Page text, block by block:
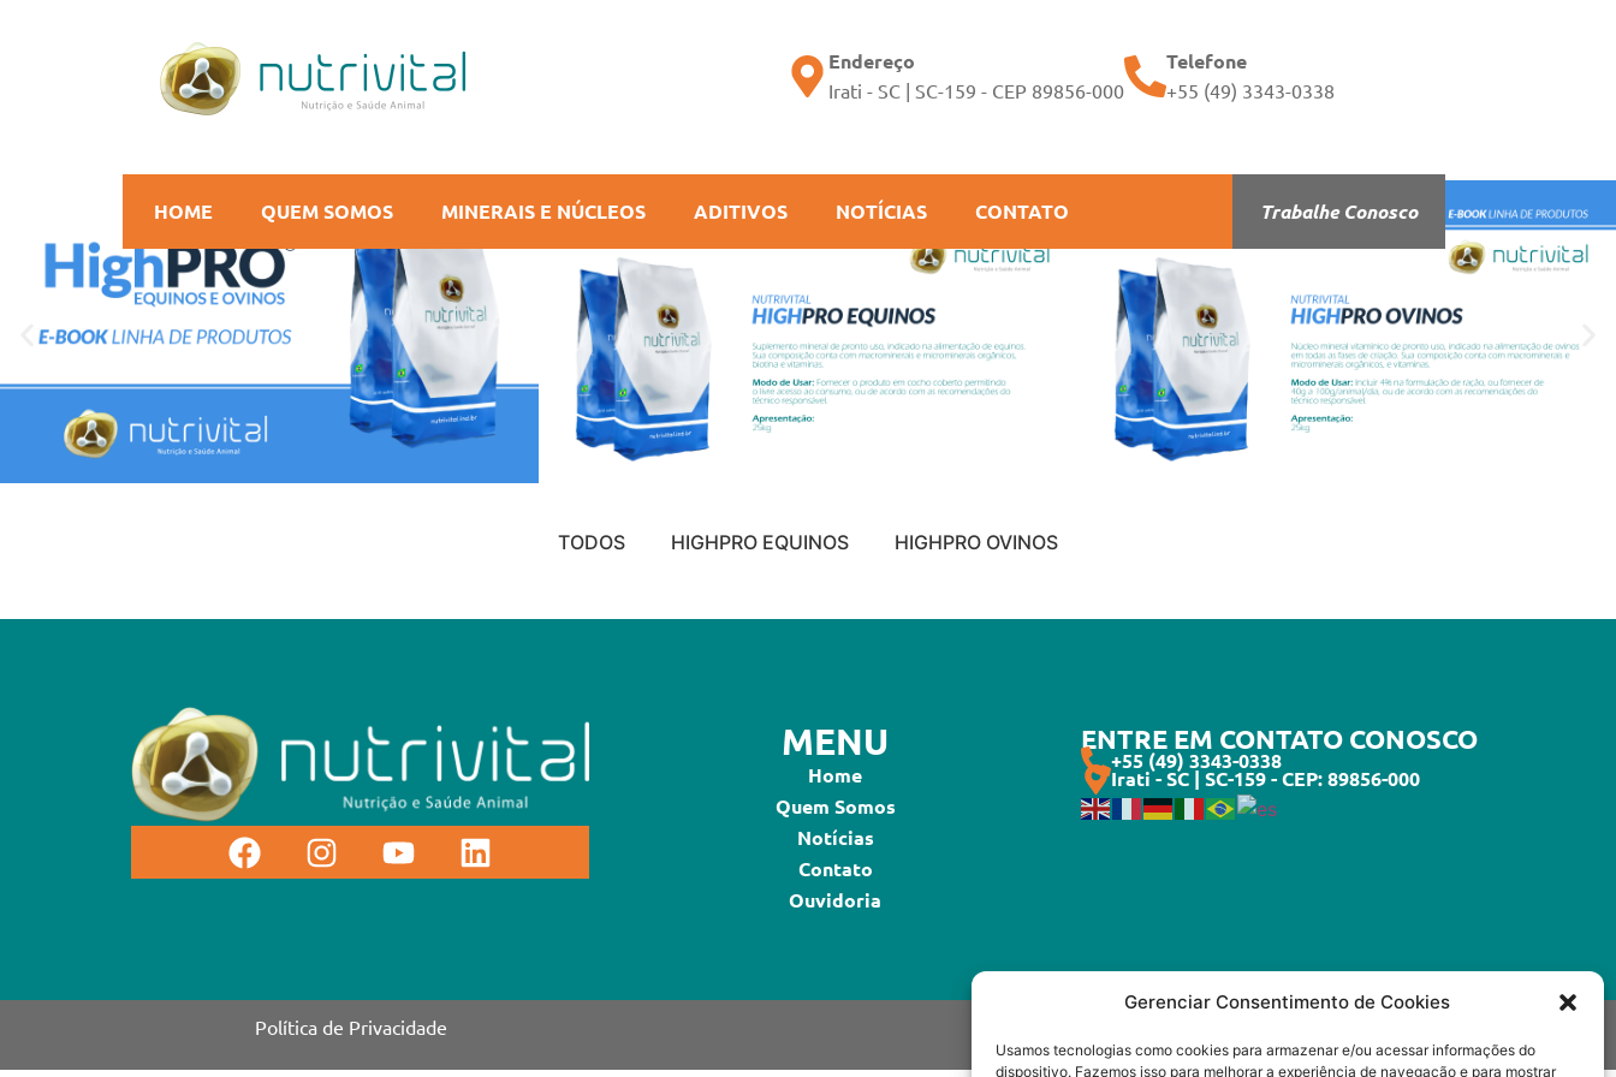
Gerenciar Consentimento de Cookies
Usamos tecnologias como cookies para armazenar e/ou acessar informações do
dispositivo. Fazemos isso para melhorar a experiência de navegação e para mostrar
Endereço
Irati - SC | SC-159 - CEP 89856-000
Telefone
+55 (49) 3343-0338
HOME QUEM SOMOS MINERAIS E NÚCLEOS ADITIVOS NOTÍCIAS CONTATO Trabalhe Conosco
TODOS HIGHPRO EQUINOS HIGHPRO OVINOS
MENU
Home
Quem Somos
Notícias
Contato
Ouvidoria
ENTRE EM CONTATO CONOSCO
+55 (49) 3343-0338
Irati - SC | SC-159 - CEP: 89856-000
Política de Privacidade
Todos os direitos reservados